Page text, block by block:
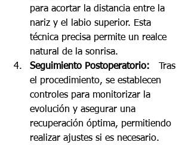
para acortar la distancia entre la
nariz y el labio superior. Esta
técnica precisa permite un realce
natural de la sonrisa.
Seguimiento Postoperatorio: Tras
el procedimiento, se establecen
controles para monitorizar la
evolución y asegurar una
recuperación óptima, permitiendo
realizar ajustes si es necesario.